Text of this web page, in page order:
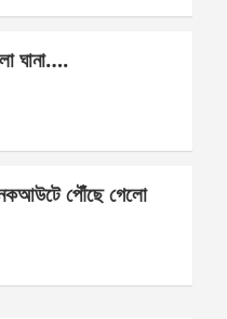
ঘানা….
পৌঁছে গেলো